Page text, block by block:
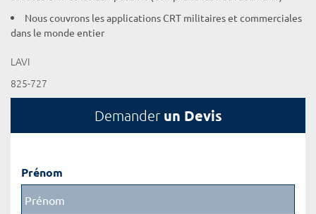
Nous couvrons les applications CRT militaires et commerciales
dans le monde entier
LAVI
825-727
Demander un Devis
Prénom